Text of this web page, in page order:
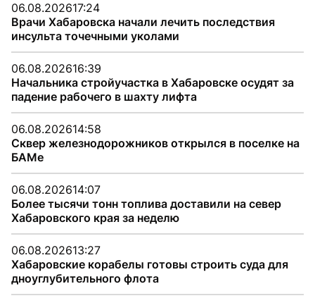
06.08.202617:24
Врачи Хабаровска начали лечить последствия
инсульта точечными уколами
06.08.202616:39
Начальника стройучастка в Хабаровске осудят за
падение рабочего в шахту лифта
06.08.202614:58
Сквер железнодорожников открылся в поселке на
БАМе
06.08.202614:07
Более тысячи тонн топлива доставили на север
Хабаровского края за неделю
06.08.202613:27
Хабаровские корабелы готовы строить суда для
дноуглубительного флота